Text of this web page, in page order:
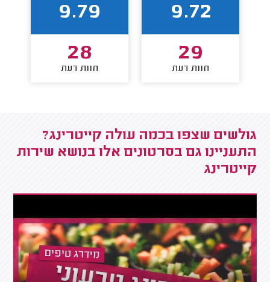
9.72
29
חוות דעת
9.79
28
חוות דעת
גולשים שצפו בכמה עולה קייטרינג?
התעניינו גם בסרטונים אלו בנושא שירות
קייטרינג